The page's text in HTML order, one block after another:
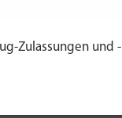
Zulassungen und -